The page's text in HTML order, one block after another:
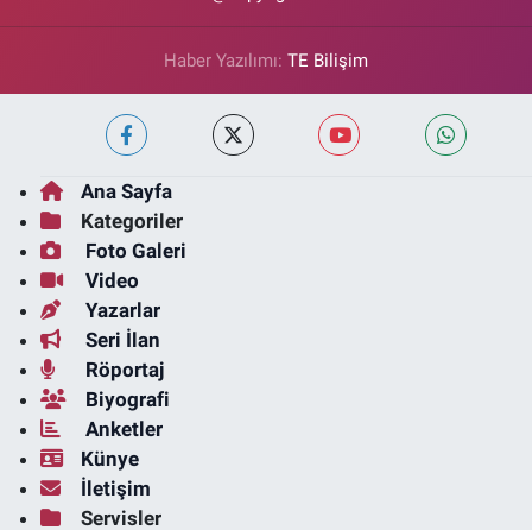
Haber Yazılımı: TE Bilişim
Ana Sayfa
Kategoriler
Foto Galeri
Video
Yazarlar
Seri İlan
Röportaj
Biyografi
Anketler
Künye
İletişim
Servisler